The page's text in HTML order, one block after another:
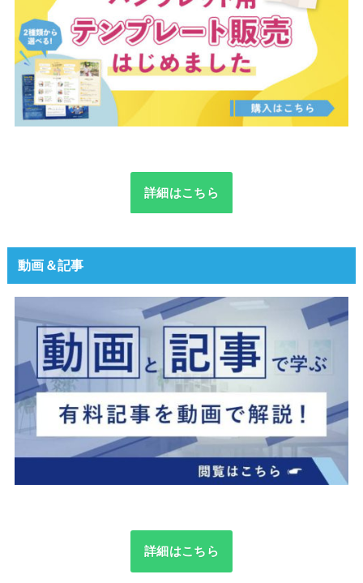
詳細はこちら
動画＆記事
詳細はこちら